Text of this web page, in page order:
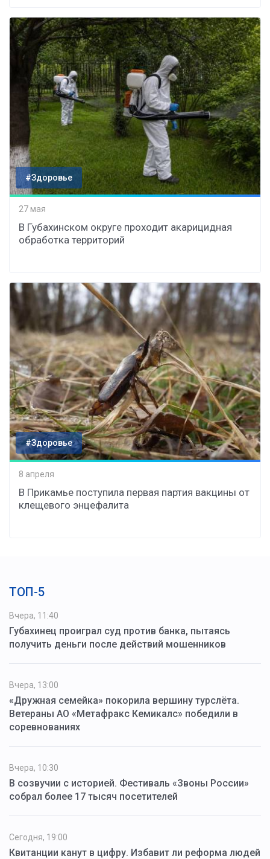
#Здоровье
27 мая
В Губахинском округе проходит акарицидная
обработка территорий
#Здоровье
8 апреля
В Прикамье поступила первая партия вакцины от
клещевого энцефалита
ТОП-5
Вчера, 11:40
Губахинец проиграл суд против банка, пытаясь
получить деньги после действий мошенников
Вчера, 13:00
«Дружная семейка» покорила вершину турслёта.
Ветераны АО «Метафракс Кемикалс» победили в
соревнованиях
Вчера, 10:30
В созвучии с историей. Фестиваль «Звоны России»
собрал более 17 тысяч посетителей
Сегодня, 19:00
Квитанции канут в цифру. Избавит ли реформа людей